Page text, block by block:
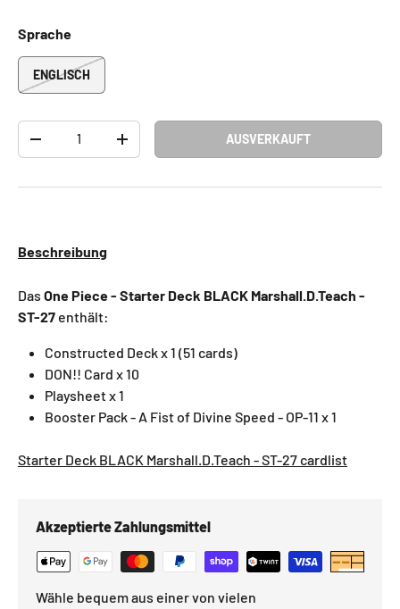
Sprache
ENGLISCH
- + AUSVERKAUFT
Beschreibung
Das One Piece - Starter Deck BLACK Marshall.D.Teach -
ST-27 enthält:
Constructed Deck x 1 (51 cards)
DON!! Card x 10
Playsheet x 1
Booster Pack - A Fist of Divine Speed - OP-11 x 1
Starter Deck BLACK Marshall.D.Teach - ST-27 cardlist
Akzeptierte Zahlungsmittel
Wähle bequem aus einer von vielen